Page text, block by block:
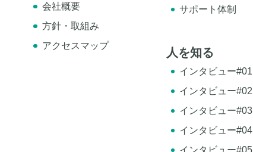
会社概要
方針・取組み
アクセスマップ
サポート体制
人を知る
インタビュー#01
インタビュー#02
インタビュー#03
インタビュー#04
インタビュー#05